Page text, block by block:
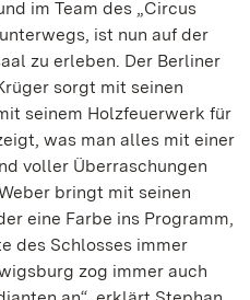
im Team des „Circus
ist nun auf der
zu erleben. Der Berliner
sorgt mit seinen
seinem Holzfeuerwerk für
was man alles mit einer
voller Überraschungen
bringt mit seinen
eine Farbe ins Programm,
des Schlosses immer
zog immer auch